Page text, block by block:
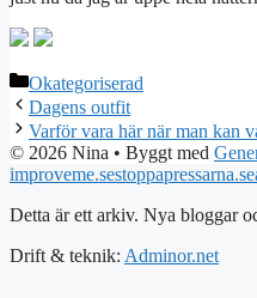
Kategorier
Okategoriserad
Dagens outfit
Varför vara här när man kan
© 2026 Nina • Byggt med
improveme.sestoppapressarna.se
Detta är ett arkiv. Nya bloggar
Drift & teknik: Adminor.net